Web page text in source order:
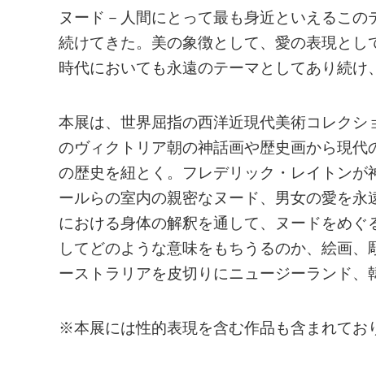
ヌード－人間にとって最も身近といえるこ
続けてきた。美の象徴として、愛の表現と
時代においても永遠のテーマとしてあり続け
本展は、世界屈指の西洋近現代美術コレク
のヴィクトリア朝の神話画や歴史画から現
の歴史を紐とく。フレデリック・レイトン
ールらの室内の親密なヌード、男女の愛を
における身体の解釈を通して、ヌードをめ
してどのような意味をもちうるのか、絵画
ーストラリアを皮切りにニュージーランド、
※本展には性的表現を含む作品も含まれてお